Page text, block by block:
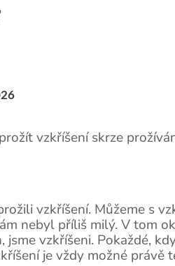
vzkříšení skrze
vzkříšení. Můžeme s
nebyl příliš milý. V tom
jsme vzkříšeni. Pokaždé,
je vždy možné právě